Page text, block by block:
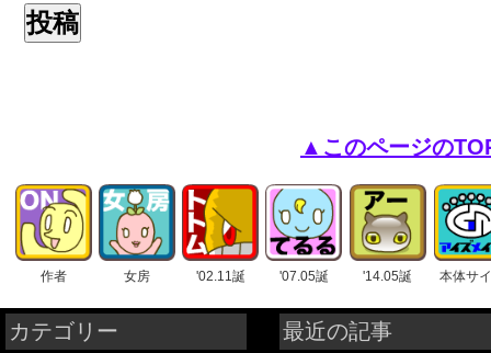
▲このページの
作者 女房 '02.11誕 '07.05誕 '14.05誕 本体サ
カテゴリー
最近の記事